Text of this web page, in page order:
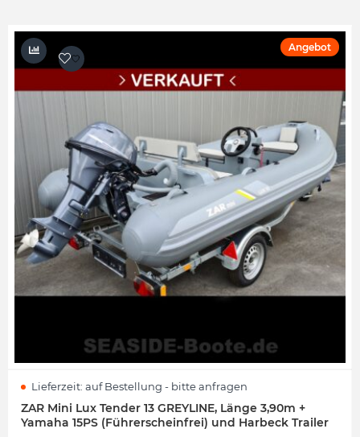
Angebot
Lieferzeit: auf Bestellung - bitte anfragen
ZAR Mini Lux Tender 13 GREYLINE, Länge 3,90m +
Yamaha 15PS (Führerscheinfrei) und Harbeck Trailer